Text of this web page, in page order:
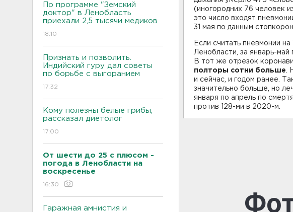
По программе "Земский
доктор" в Ленобласть
приехали 2,5 тысячи медиков
18:10
Признать и позволить.
Индийский гуру дал советы
по борьбе с выгоранием
17:32
Кому полезны белые грибы,
рассказал диетолог
17:00
От шести до 25 с плюсом -
погода в Ленобласти на
воскресенье
16:30
Гаражная амнистия и
(иногородних 76 человек
это число входят
31 мая по данным
Если считать пневмонии
Ленобласти, за январь-май
В тот же отрезок
полторы сотни больше .
и сейчас, и годом ранее.
значительно больше, но
января по апрель по
против 128-ми в 2020-м.